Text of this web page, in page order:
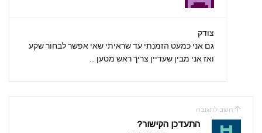
צודק
גם אני כמעט הזמנתי עד שראיתי שאי אפשר לבחור שקע
ואז אני מבין שעדיין צריך ראש מטען …
השב לתגובה
התעדכן הקישור?